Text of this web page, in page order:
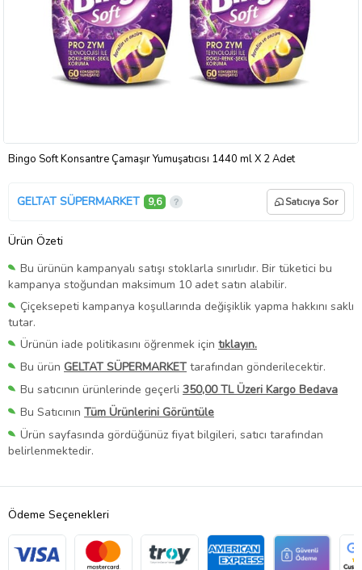
Bingo Soft Konsantre Çamaşır Yumuşatıcısı 1440 ml X 2 Adet
GELTAT SÜPERMARKET 9,6 Satıcıya Sor
Ürün Özeti
Bu ürünün kampanyalı satışı stoklarla sınırlıdır. Bir tüketici bu
kampanya stoğundan maksimum 10 adet satın alabilir.
Çiçeksepeti kampanya koşullarında değişiklik yapma hakkını saklı
tutar.
Ürünün iade politikasını öğrenmek için tıklayın.
Bu ürün GELTAT SÜPERMARKET tarafından gönderilecektir.
Bu satıcının ürünlerinde geçerli 350,00 TL Üzeri Kargo Bedava
Bu Satıcının Tüm Ürünlerini Görüntüle
Ürün sayfasında gördüğünüz fiyat bilgileri, satıcı tarafından
belirlenmektedir.
Ödeme Seçenekleri